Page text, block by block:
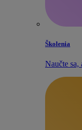
Školenia
Naučte sa,